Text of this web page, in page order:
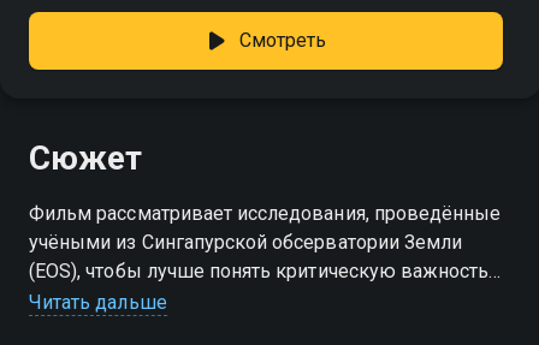
Смотреть
Сюжет
Фильм рассматривает исследования, проведённые
учёными из Сингапурской обсерватории Земли
(EOS), чтобы лучше понять критическую важность
научно обоснованных данных, планов и решений,
Читать дальше